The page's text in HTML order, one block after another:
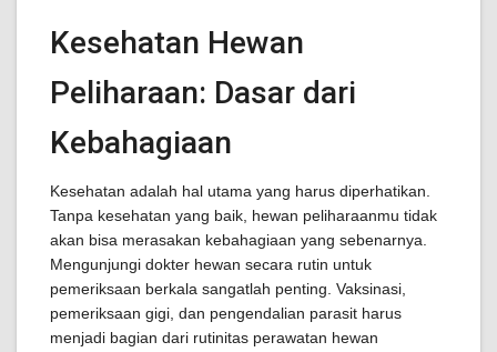
Kesehatan Hewan
Peliharaan: Dasar dari
Kebahagiaan
Kesehatan adalah hal utama yang harus diperhatikan.
Tanpa kesehatan yang baik, hewan peliharaanmu tidak
akan bisa merasakan kebahagiaan yang sebenarnya.
Mengunjungi dokter hewan secara rutin untuk
pemeriksaan berkala sangatlah penting. Vaksinasi,
pemeriksaan gigi, dan pengendalian parasit harus
menjadi bagian dari rutinitas perawatan hewan